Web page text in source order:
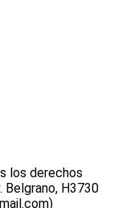
los derechos
Belgrano, H3730